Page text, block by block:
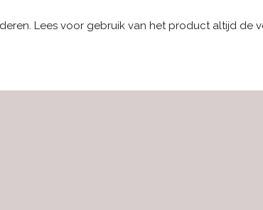
Lees voor gebruik van het product altijd de